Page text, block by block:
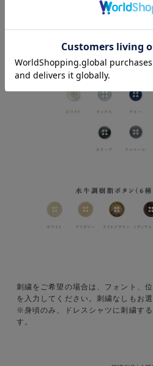
刺繍をご希望の場合は、フォント、
を入力してください。刺繍なしもお選
※身頃のみ、ドレスシャツに刺繍す
す。